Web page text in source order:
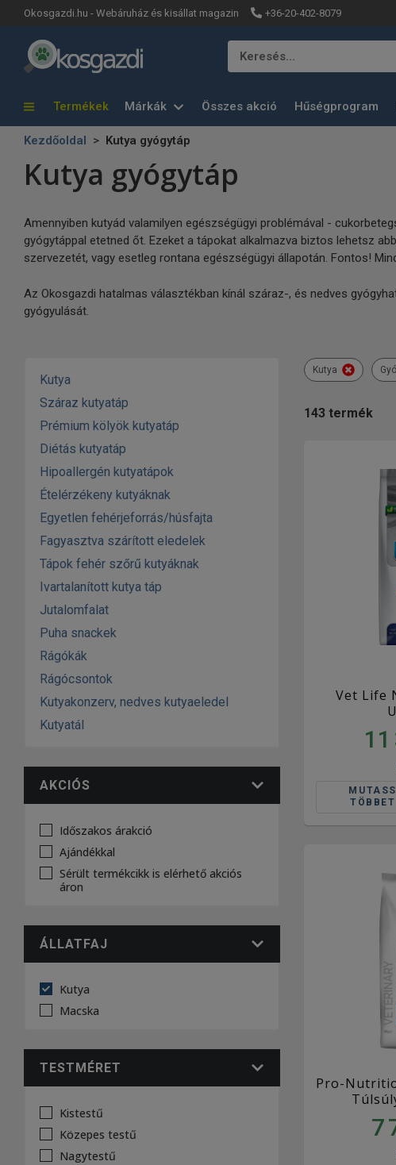
Okosgazdi.hu - Webáruház és kisállat magazin +36-20-402-8079
Keresés…
Termékek Márkák Összes akció Hűségprogram
Kezdőoldal Kutya gyógytáp
Kutya gyógytáp
Amennyiben kutyád valamilyen egészségügyi problémával -
gyógytáppal etetned őt. Ezeket a tápokat alkalmazva biztos lehetsz
szervezetét, vagy esetleg rontana egészségügyi állapotán. Fontos!
Az Okosgazdi hatalmas választékban kínál száraz-, és nedves
gyógyulását.
Kutya
Száraz kutyatáp
Prémium kölyök kutyatáp
Diétás kutyatáp
Hipoallergén kutyatápok
Ételérzékeny kutyáknak
Egyetlen fehérjeforrás/húsfajta
Fagyasztva szárított eledelek
Tápok fehér szőrű kutyáknak
Ivartalanított kutya táp
Jutalomfalat
Puha snackek
Rágókák
Rágócsontok
Kutyakonzerv, nedves kutyaeledel
Kutyatál
AKCIÓS
Időszakos árakció
Ajándékkal
Sérült termékcikk is elérhető akciós
áron
ÁLLATFAJ
Kutya
Macska
TESTMÉRET
Kistestű
Közepes testű
Nagytestű
143 termék
Kutya
Vet Life
MUTASS
TÖBBET
Pro-
7